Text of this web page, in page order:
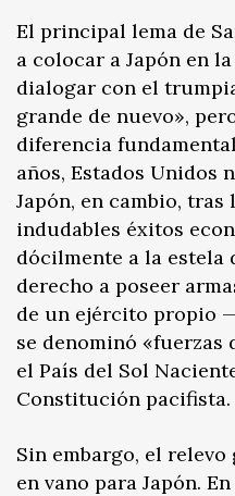
El principal lema de
a colocar a Japón en
dialogar con el
grande de nuevo»,
diferencia
años, Estados Unidos
Japón, en cambio, tras
indudables éxitos
dócilmente a la estela
derecho a poseer
de un ejército propio
se denominó «fuerzas
el País del Sol
Constitución pacifista.
Sin embargo, el
en vano para Japón.